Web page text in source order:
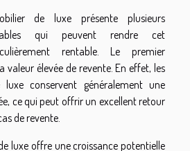
de luxe présente plusieurs
qui peuvent rendre cet
rentable. Le premier
valeur élevée de revente. En effet, les
conservent généralement une
ce qui peut offrir un excellent retour
de revente.
luxe offre une croissance potentielle